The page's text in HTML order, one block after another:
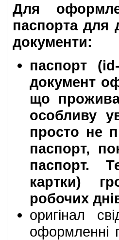
Для
паспорта для
документи:
паспорт
документ
що
особливу
просто не
паспорт,
паспорт.
картки)
робочих
оригінал
оформленні